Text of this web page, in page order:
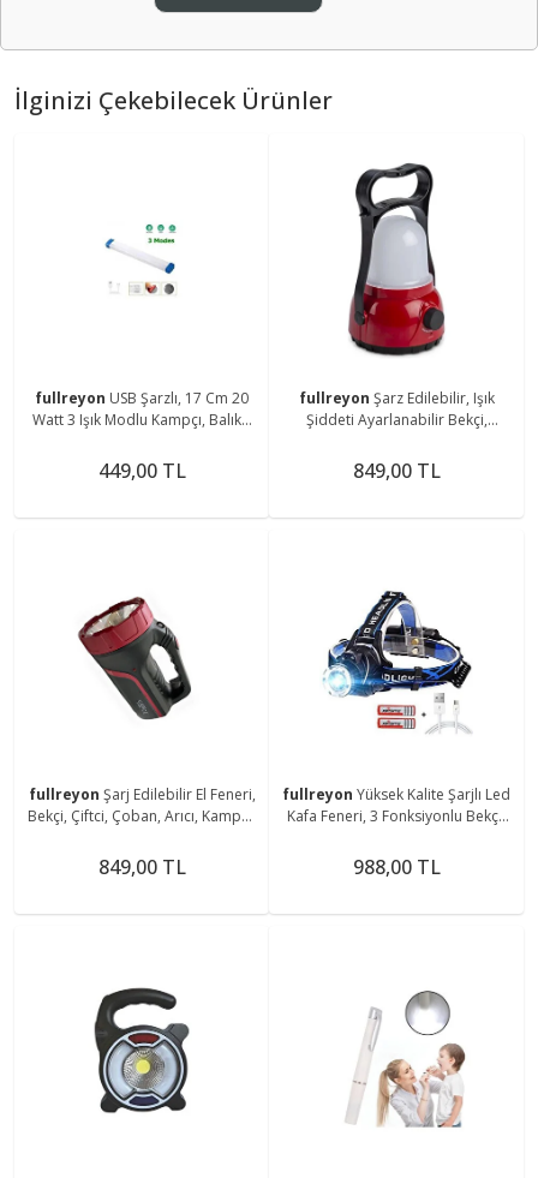
İlginizi Çekebilecek Ürünler
fullreyon USB Şarzlı, 17 Cm 20
Watt 3 Işık Modlu Kampçı, Balıkçı
Magnetli Aplik
449,00 TL
fullreyon Şarz Edilebilir, Işık
Şiddeti Ayarlanabilir Bekçi,
Aparatlı Fener
849,00 TL
fullreyon Şarj Edilebilir El Feneri,
Bekçi, Çiftci, Çoban, Arıcı, Kampçı,
849,00 TL
fullreyon Yüksek Kalite Şarjlı Led
Kafa Feneri, 3 Fonksiyonlu Bekçi,
Feneri
988,00 TL